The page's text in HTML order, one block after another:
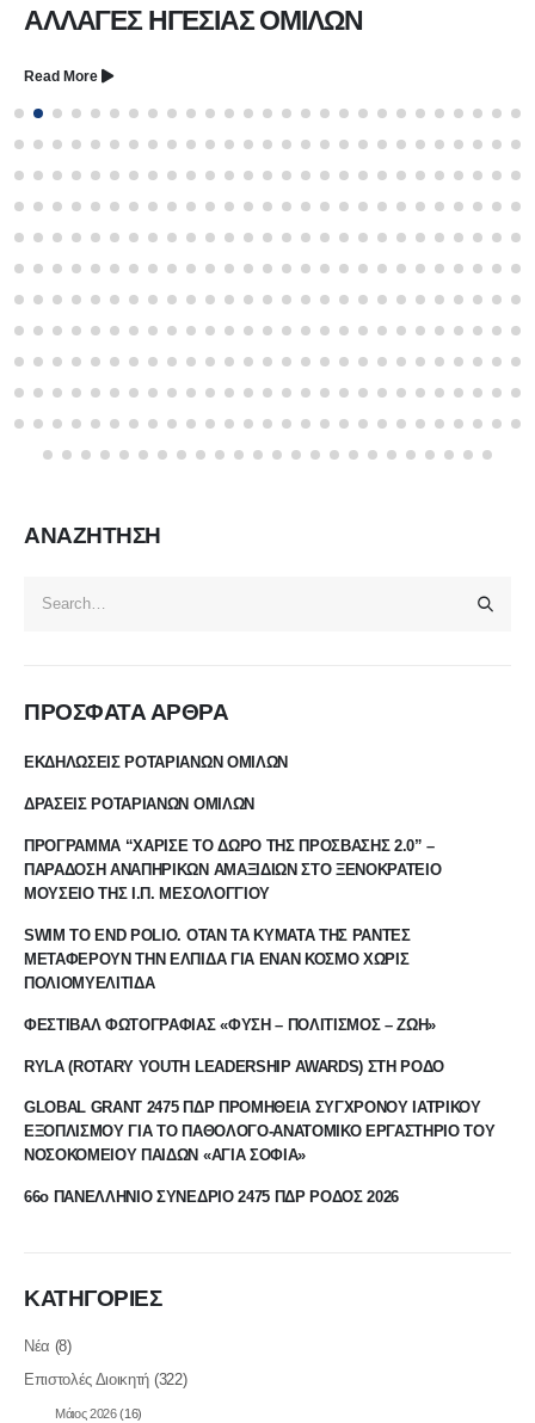
ΑΛΛΑΓΕΣ ΗΓΕΣΙΑΣ ΟΜΙΛΩΝ
Read More
ΑΝΑΖΗΤΗΣΗ
ΠΡΟΣΦΑΤΑ ΑΡΘΡΑ
ΕΚΔΗΛΩΣΕΙΣ ΡΟΤΑΡΙΑΝΩΝ ΟΜΙΛΩΝ
ΔΡΑΣΕΙΣ ΡΟΤΑΡΙΑΝΩΝ ΟΜΙΛΩΝ
ΠΡΟΓΡΑΜΜΑ “ΧΑΡΙΣΕ ΤΟ ΔΩΡΟ ΤΗΣ ΠΡΟΣΒΑΣΗΣ 2.0” –
ΠΑΡΑΔΟΣΗ ΑΝΑΠΗΡΙΚΩΝ ΑΜΑΞΙΔΙΩΝ ΣΤΟ ΞΕΝΟΚΡΑΤΕΙΟ
ΜΟΥΣΕΙΟ ΤΗΣ Ι.Π. ΜΕΣΟΛΟΓΓΙΟΥ
SWIM TO END POLIO. ΟΤΑΝ ΤΑ ΚΥΜΑΤΑ ΤΗΣ ΡΑΝΤΕΣ
ΜΕΤΑΦΕΡΟΥΝ ΤΗΝ ΕΛΠΙΔΑ ΓΙΑ ΕΝΑΝ ΚΟΣΜΟ ΧΩΡΙΣ
ΠΟΛΙΟΜΥΕΛΙΤΙΔΑ
ΦΕΣΤΙΒΑΛ ΦΩΤΟΓΡΑΦΙΑΣ «ΦΥΣΗ – ΠΟΛΙΤΙΣΜΟΣ – ΖΩΗ»
RYLA (ROTARY YOUTH LEADERSHIP AWARDS) ΣΤΗ ΡΟΔΟ
GLOBAL GRANT 2475 ΠΔΡ ΠΡΟΜΗΘΕΙΑ ΣΥΓΧΡΟΝΟΥ ΙΑΤΡΙΚΟΥ
ΕΞΟΠΛΙΣΜΟΥ ΓΙΑ ΤΟ ΠΑΘΟΛΟΓΟ-ΑΝΑΤΟΜΙΚΟ ΕΡΓΑΣΤΗΡΙΟ ΤΟΥ
ΝΟΣΟΚΟΜΕΙΟΥ ΠΑΙΔΩΝ «ΑΓΙΑ ΣΟΦΙΑ»
66ο ΠΑΝΕΛΛΗΝΙΟ ΣΥΝΕΔΡΙΟ 2475 ΠΔΡ ΡΟΔΟΣ 2026
ΚΑΤΗΓΟΡΙΕΣ
Νέα (8)
Επιστολές Διοικητή (322)
Μάιος 2026(16)